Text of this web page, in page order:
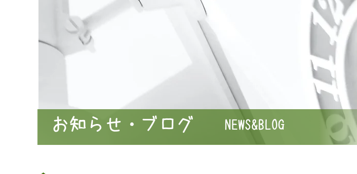
NEWS&BLOG
お知らせ・ブログ